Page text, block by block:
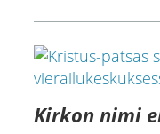
Kirkon nimi